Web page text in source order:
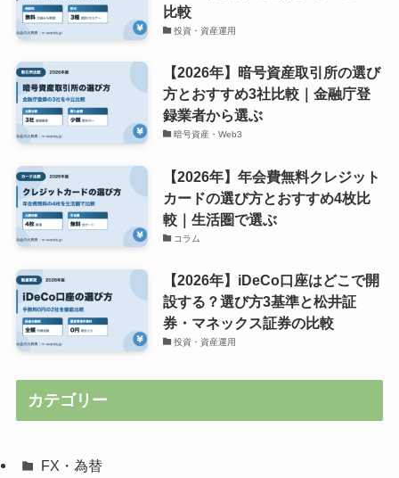
比較
投資・資産運用
【2026年】暗号資産取引所の選び
方とおすすめ3社比較｜金融庁登
録業者から選ぶ
暗号資産・Web3
【2026年】年会費無料クレジット
カードの選び方とおすすめ4枚比
較｜生活圏で選ぶ
コラム
【2026年】iDeCo口座はどこで開
設する？選び方3基準と松井証
券・マネックス証券の比較
投資・資産運用
カテゴリー
FX・為替